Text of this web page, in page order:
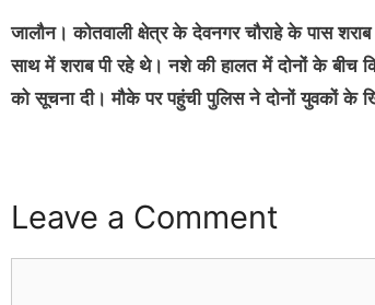
जालौन। कोतवाली क्षेत्र के देवनगर चौराहे के पास
साथ में शराब पी रहे थे। नशे की हालत में दोनों के बीच
को सूचना दी। मौके पर पहुंची पुलिस ने दोनों युवकों के
Leave a Comment